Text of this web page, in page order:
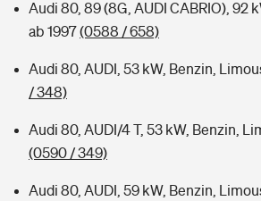
Audi 80, 89 (8G, AUDI CABRIO), 92
ab 1997(0588 / 658)
Audi 80, AUDI, 53 kW, Benzin,
/ 348)
Audi 80, AUDI/4 T, 53 kW, Benzin,
(0590 / 349)
Audi 80, AUDI, 59 kW, Benzin,